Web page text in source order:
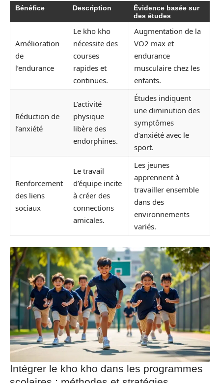
Bénéfice Description
Évidence basée sur
des études
Amélioration
de
l’endurance
Le kho kho
nécessite des
courses
rapides et
continues.
Augmentation de la
VO2 max et
endurance
musculaire chez les
enfants.
Réduction de
l’anxiété
L’activité
physique
libère des
endorphines.
Études indiquent
une diminution des
symptômes
d’anxiété avec le
sport.
Renforcement
des liens
sociaux
Le travail
d’équipe incite
à créer des
connections
amicales.
Les jeunes
apprennent à
travailler ensemble
dans des
environnements
variés.
Intégrer le kho kho dans les programmes